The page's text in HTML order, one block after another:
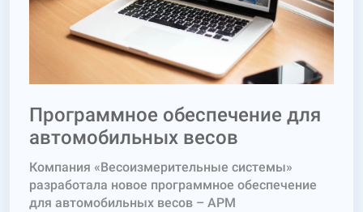
Программное обеспечение для
автомобильных весов
Компания «Весоизмерительные системы»
разработала новое программное обеспечение
для автомобильных весов – АРМ